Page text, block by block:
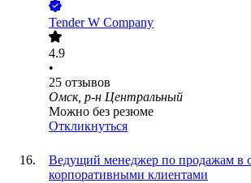
Tender W Company
4.9
•
25 отзывов
Омск, р-н Центральный
Можно без резюме
Откликнуться
Ведущий менеджер по продажам в
корпоративными клиентами